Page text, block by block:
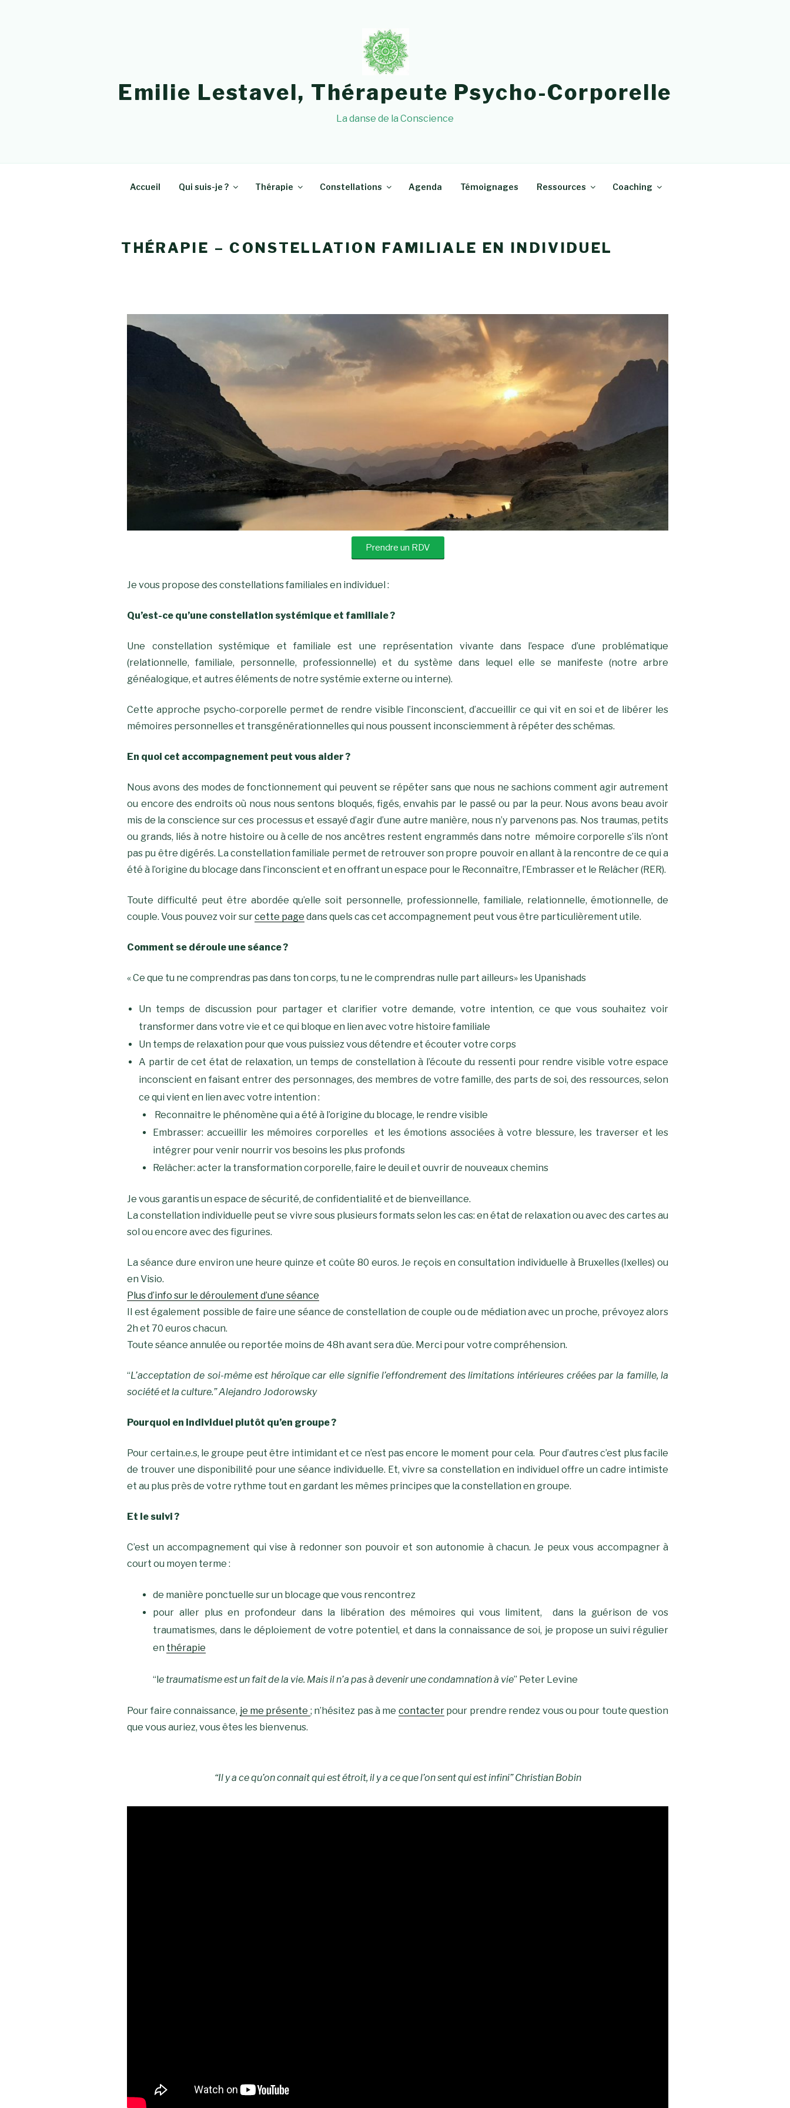
Emilie Lestavel, Thérapeute Psycho-Corporelle
La danse de la Conscience
Accueil Qui suis-je ? Thérapie Constellations Agenda Témoignages Ressources Coaching
THÉRAPIE – CONSTELLATION FAMILIALE EN INDIVIDUEL
Prendre un RDV
Je vous propose des constellations familiales en individuel :
Qu’est-ce qu’une constellation systémique et familiale ?
Une constellation systémique et familiale est une représentation vivante dans l’espace d’une problématique
(relationnelle, familiale, personnelle, professionnelle) et du système dans lequel elle se manifeste (notre arbre
généalogique, et autres éléments de notre systémie externe ou interne).
Cette approche psycho-corporelle permet de rendre visible l’inconscient, d’accueillir ce qui vit en soi et de libérer les
mémoires personnelles et transgénérationnelles qui nous poussent inconsciemment à répéter des schémas.
En quoi cet accompagnement peut vous aider ?
Nous avons des modes de fonctionnement qui peuvent se répéter sans que nous ne sachions comment agir autrement
ou encore des endroits où nous nous sentons bloqués, figés, envahis par le passé ou par la peur. Nous avons beau avoir
mis de la conscience sur ces processus et essayé d’agir d’une autre manière, nous n’y parvenons pas. Nos traumas, petits
ou grands, liés à notre histoire ou à celle de nos ancêtres restent engrammés dans notre mémoire corporelle s’ils n’ont
pas pu être digérés. La constellation familiale permet de retrouver son propre pouvoir en allant à la rencontre de ce qui a
été à l’origine du blocage dans l’inconscient et en offrant un espace pour le Reconnaître, l’Embrasser et le Relâcher (RER).
Toute difficulté peut être abordée qu’elle soit personnelle, professionnelle, familiale, relationnelle, émotionnelle, de
couple. Vous pouvez voir surcette page dans quels cas cet accompagnement peut vous être particulièrement utile.
Comment se déroule une séance ?
« Ce que tu ne comprendras pas dans ton corps, tu ne le comprendras nulle part ailleurs» les Upanishads
Un temps de discussion pour partager et clarifier votre demande, votre intention, ce que vous souhaitez voir
transformer dans votre vie et ce qui bloque en lien avec votre histoire familiale
Un temps de relaxation pour que vous puissiez vous détendre et écouter votre corps
A partir de cet état de relaxation, un temps de constellation à l’écoute du ressenti pour rendre visible votre espace
inconscient en faisant entrer des personnages, des membres de votre famille, des parts de soi, des ressources, selon
ce qui vient en lien avec votre intention :
Reconnaitre le phénomène qui a été à l’origine du blocage, le rendre visible
Embrasser: accueillir les mémoires corporelles et les émotions associées à votre blessure, les traverser et les
intégrer pour venir nourrir vos besoins les plus profonds
Relâcher: acter la transformation corporelle, faire le deuil et ouvrir de nouveaux chemins
Je vous garantis un espace de sécurité, de confidentialité et de bienveillance.
La constellation individuelle peut se vivre sous plusieurs formats selon les cas: en état de relaxation ou avec des cartes au
sol ou encore avec des figurines.
La séance dure environ une heure quinze et coûte 80 euros. Je reçois en consultation individuelle à Bruxelles (Ixelles) ou
en Visio.
Plus d’info sur le déroulement d’une séance
Il est également possible de faire une séance de constellation de couple ou de médiation avec un proche, prévoyez alors
2h et 70 euros chacun.
Toute séance annulée ou reportée moins de 48h avant sera dûe. Merci pour votre compréhension.
“L’acceptation de soi-même est héroïque car elle signifie l’effondrement des limitations intérieures créées par la famille, la
société et la culture.” Alejandro Jodorowsky
Pourquoi en individuel plutôt qu’en groupe ?
Pour certain.e.s, le groupe peut être intimidant et ce n’est pas encore le moment pour cela. Pour d’autres c’est plus facile
de trouver une disponibilité pour une séance individuelle. Et, vivre sa constellation en individuel offre un cadre intimiste
et au plus près de votre rythme tout en gardant les mêmes principes que la constellation en groupe.
Et le suivi ?
C’est un accompagnement qui vise à redonner son pouvoir et son autonomie à chacun. Je peux vous accompagner à
court ou moyen terme :
de manière ponctuelle sur un blocage que vous rencontrez
pour aller plus en profondeur dans la libération des mémoires qui vous limitent, dans la guérison de vos
traumatismes, dans le déploiement de votre potentiel, et dans la connaissance de soi, je propose un suivi régulier
en thérapie
“le traumatisme est un fait de la vie. Mais il n’a pas à devenir une condamnation à vie” Peter Levine
Pour faire connaissance, je me présente ; n’hésitez pas à me contacterpour prendre rendez vous ou pour toute question
que vous auriez, vous êtes les bienvenus.
“Il y a ce qu’on connait qui est étroit, il y a ce que l’on sent qui est infini” Christian Bobin